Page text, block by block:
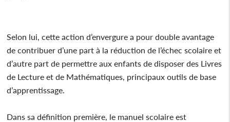
Selon lui, cette action d’envergure a pour double avantage
de contribuer d’une part à la réduction de l’échec scolaire et
d’autre part de permettre aux enfants de disposer des Livres
de Lecture et de Mathématiques, principaux outils de base
d’apprentissage.
Dans sa définition première, le manuel scolaire est